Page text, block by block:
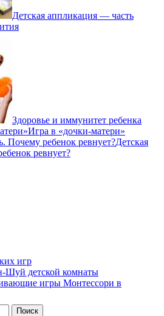
Детская аппликация — часть
Здоровье и иммунитет ребенка
Игра в «дочки-матери»
Детская
ревнует?
игр
Шуй детской комнаты
игры Монтессори в